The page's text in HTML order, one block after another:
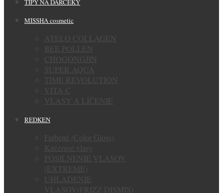
TIPY NA DARČEKY
MISSHA cosmetic
ATELO COLLAGEN
BEE POLLEN
CHOGONGJIN
SUPER AQUA
TIME REVOLUTION
VITA C
VLASY A LÍČENIE
REDKEN
Farbené (Color Gloss)
Kučeravé vlasy
POSILNENIE VLASOV
(EXTREME)
UHLADENIE
VLASOV(FRIZZ DISMIS)